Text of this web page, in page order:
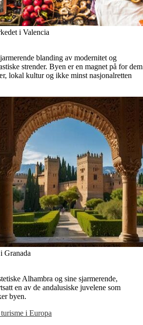
i Valencia
blanding av modernitet og
strender. Byen er en magnet på for dem
lokal kultur og ikke minst nasjonalretten
Granada
Alhambra og sine sjarmerende,
en av de andalusiske juvelene som
byen.
i Europa